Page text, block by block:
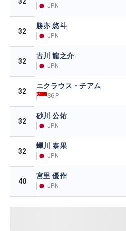
32
JPN
32
勝亦 悠斗
JPN
32
古川 龍之介
JPN
32
ニクラウス・チアム
SGP
32
砂川 公佑
JPN
32
蟬川 泰果
JPN
40
宮里 優作
JPN